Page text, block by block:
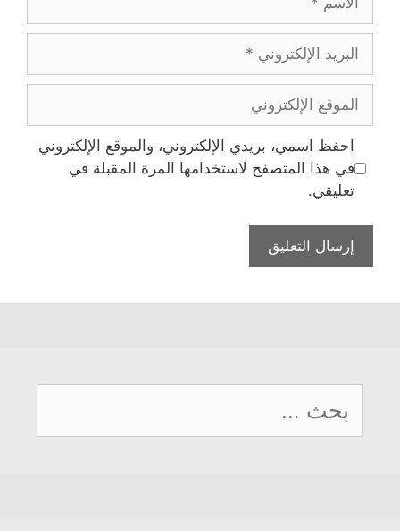
البريد
الإلكتروني
الموقع
الإلكتروني
احفظ اسمي، بريدي الإلكتروني، والموقع الإلكتروني
في هذا المتصفح لاستخدامها المرة المقبلة في
تعليقي.
عن: